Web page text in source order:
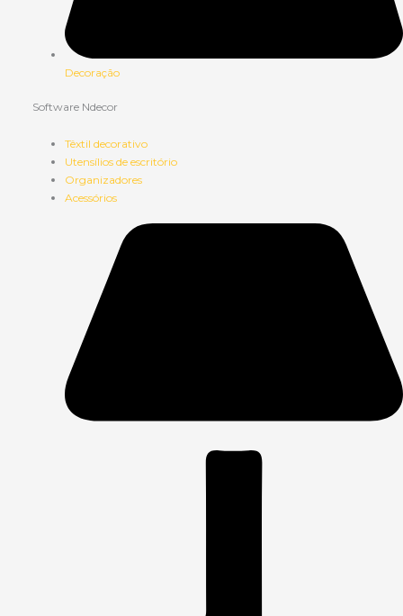
Decoração
Software Ndecor
Têxtil decorativo
Utensílios de escritório
Organizadores
Acessórios